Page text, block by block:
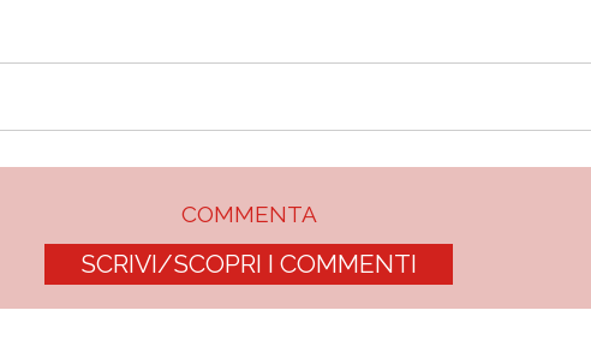
COMMENTA
SCRIVI/SCOPRI I COMMENTI